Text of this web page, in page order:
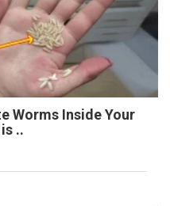
Worms Inside Your
..